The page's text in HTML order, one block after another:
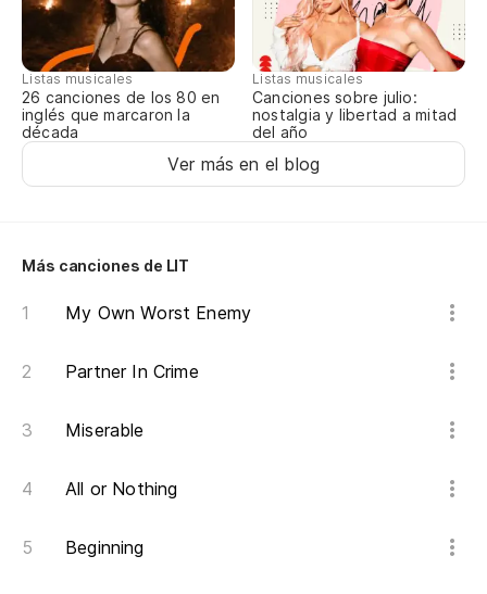
Listas musicales
26 canciones de los 80 en
inglés que marcaron la
década
Listas musicales
Canciones sobre julio:
nostalgia y libertad a mitad
del año
Ver más en el blog
Más canciones de LIT
My Own Worst Enemy
Partner In Crime
Miserable
All or Nothing
Beginning